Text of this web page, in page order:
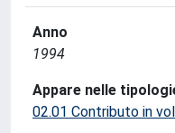
Anno
1994
Appare nelle
02.01 Contributo in